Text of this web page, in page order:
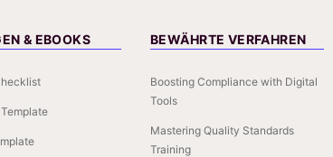
& EBOOKS BEWÄHRTE VERFAHREN
Boosting Compliance with Digital
Tools
Mastering Quality Standards
Training